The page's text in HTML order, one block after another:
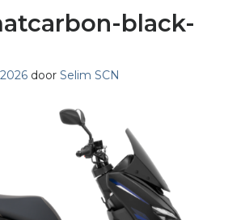
black-
door Selim SCN